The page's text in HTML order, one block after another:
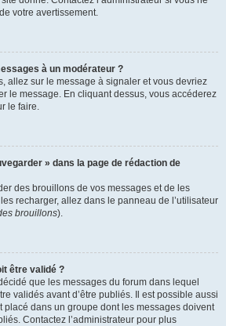
votre avertissement.
à un modérateur ?
allez sur le message à signaler et vous devriez
le message. En cliquant dessus, vous accéderez
le faire.
» dans la page de rédaction de
des brouillons de vos messages et de les
recharger, allez dans le panneau de l’utilisateur
brouillons).
être validé ?
que les messages du forum dans lequel
validés avant d’être publiés. Il est possible aussi
placé dans un groupe dont les messages doivent
Contactez l’administrateur pour plus